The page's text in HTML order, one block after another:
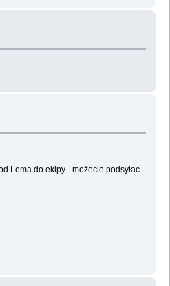
Lema do ekipy - możecie podsyłac